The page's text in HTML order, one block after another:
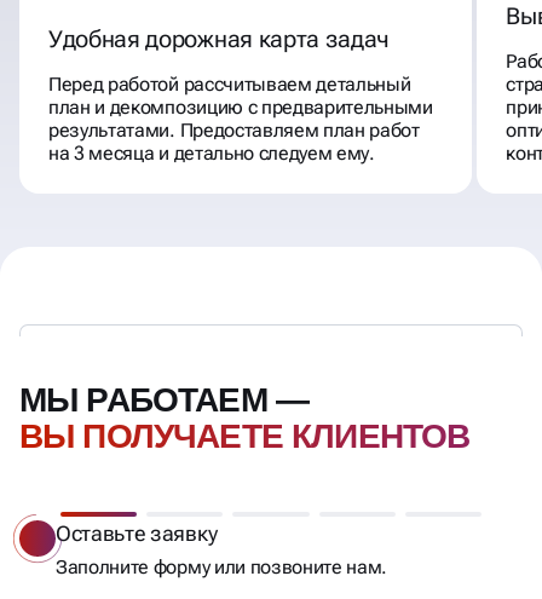
Удобная дорожная карта задач
Перед работой рассчитываем детальный
план и декомпозицию с предварительными
результатами. Предоставляем план работ
на 3 месяца и детально следуем ему.
МЫ РАБОТАЕМ —
ВЫ ПОЛУЧАЕТЕ КЛИЕНТОВ
нам.
Мы сделаем аудит позиций,